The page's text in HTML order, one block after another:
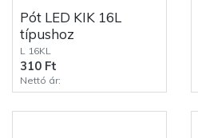
Pót LED KIK 16L
típushoz
L 16KL
310 Ft
Nettó ár: